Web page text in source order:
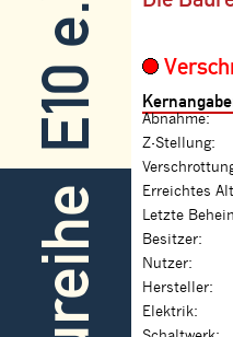
E10 e.V. Abnahme:
Z-Stellung:
Erreichtes
Letzte
Besitzer:
Nutzer:
Hersteller:
Elektrik: